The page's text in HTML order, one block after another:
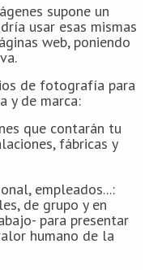
supone un
usar esas mismas
web, poniendo
de fotografía para
y de marca:
que contarán tu
fábricas y
empleados...:
de grupo y en
para presentar
humano de la